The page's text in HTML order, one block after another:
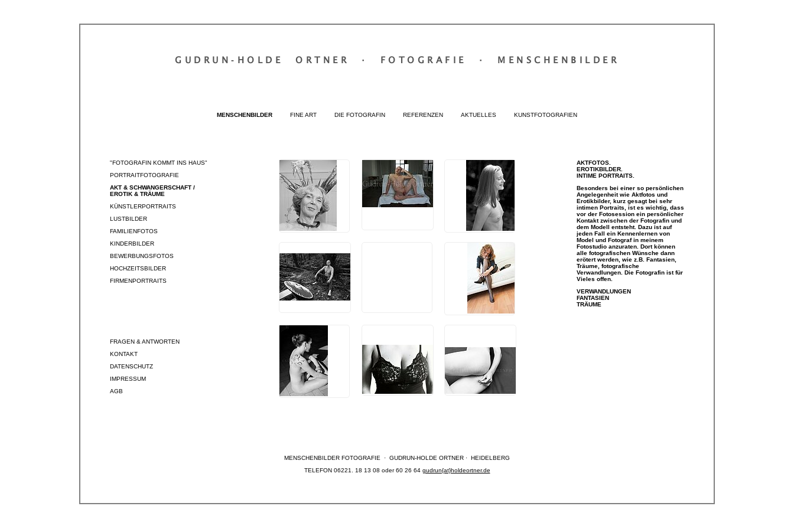
GUDRUN‐HOLDE ORTNER · FOTOGRAFIE · MENSCHENBILDER
MENSCHENBILDER FINE ART DIE FOTOGRAFIN REFERENZEN AKTUELLES KUNSTFOTOGRAFIEN
AKTFOTOS.
EROTIKBILDER.
INTIME PORTRAITS.
Besonders bei einer so persönlichen
Angelegenheit wie Aktfotos und
Erotikbilder, kurz gesagt bei sehr
intimen Portraits, ist es wichtig, dass
vor der Fotosession ein persönlicher
Kontakt zwischen der Fotografin und
dem Modell entsteht. Dazu ist auf
jeden Fall ein Kennenlernen von
Model und Fotograf in meinem
Fotostudio anzuraten. Dort können
alle fotografischen Wünsche dann
erötert werden, wie z.B. Fantasien,
Träume, fotografische
Verwandlungen. Die Fotografin ist für
Vieles offen.
VERWANDLUNGEN
FANTASIEN
TRÄUME
"FOTOGRAFIN KOMMT INS HAUS"
PORTRAITFOTOGRAFIE
AKT & SCHWANGERSCHAFT /
EROTIK & TRÄUME
KÜNSTLERPORTRAITS
LUSTBILDER
FAMILIENFOTOS
KINDERBILDER
BEWERBUNGSFOTOS
HOCHZEITSBILDER
FIRMENPORTRAITS
FRAGEN & ANTWORTEN
KONTAKT
DATENSCHUTZ
IMPRESSUM
AGB
MENSCHENBILDER FOTOGRAFIE · GUDRUN-HOLDE ORTNER · HEIDELBERG
TELEFON 06221. 18 13 08 oder 60 26 64 gudrun{at}holdeortner.de